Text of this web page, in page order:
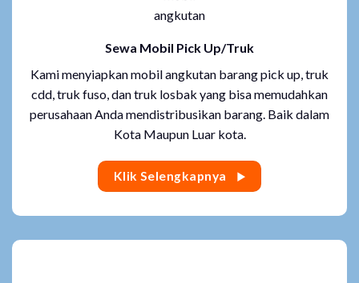
Sewa Mobil Pick Up/Truk
Kami menyiapkan mobil angkutan barang pick up, truk
cdd, truk fuso, dan truk losbak yang bisa memudahkan
perusahaan Anda mendistribusikan barang. Baik dalam
Kota Maupun Luar kota.
Klik Selengkapnya